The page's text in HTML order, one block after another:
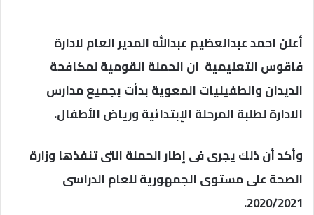
أعلن احمد عبدالعظيم عبدالله المدير العام لادارة
فاقوس التعليمية ان الحملة القومية لمكافحة
الديدان والطفيليات المعوية بدأت بجميع مدارس
الادارة لطلبة المرحلة الإبتدائية ورياض الأطفال.
وأكد أن ذلك يجرى فى إطار الحملة التى تنفذها وزارة
الصحة على مستوى الجمهورية للعام الدراسى
2020/2021.